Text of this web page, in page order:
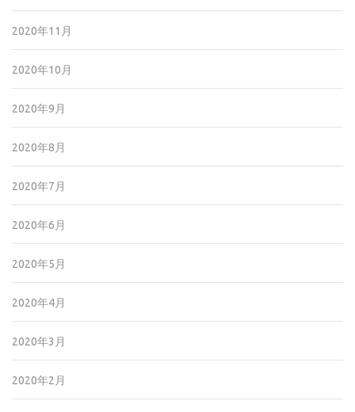
2020年11月
2020年10月
2020年9月
2020年8月
2020年7月
2020年6月
2020年5月
2020年4月
2020年3月
2020年2月